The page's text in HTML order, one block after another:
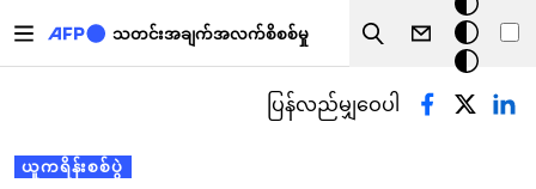
သတင်းအချက်အလက်စိစစ်မှု
Search
မှောင်
မုဒ်
ယူကရိန်းစစ်ပွဲ
ပြန်လည်မျှဝေပါ